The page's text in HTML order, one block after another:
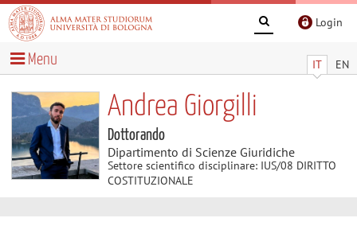
Login
IT EN
Menu
Andrea Giorgilli
Dottorando
Dipartimento di Scienze Giuridiche
Settore scientifico disciplinare: IUS/08 DIRITTO
COSTITUZIONALE